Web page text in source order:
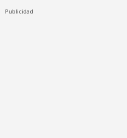
Publicidad